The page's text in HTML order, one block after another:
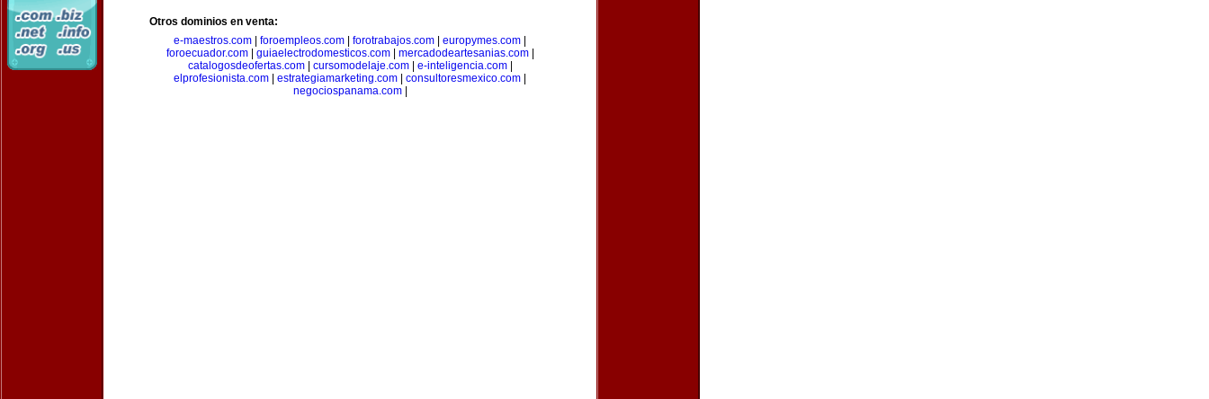
Otros dominios en venta:
e-maestros.com
foroempleos.com forotrabajos.com europymes.com
foroecuador.com| guiaelectrodomesticos.com| mercadodeartesanias.com|
catalogosdeofertas.com| cursomodelaje.com| e-inteligencia.com|
elprofesionista.com
estrategiamarketing.com consultoresmexico.com
negociospanama.com|